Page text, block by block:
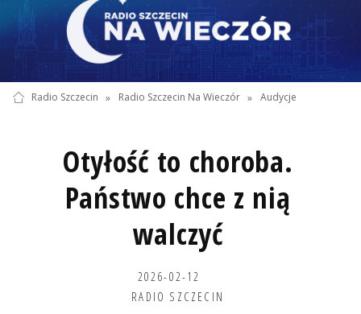
Radio Szczecin » Radio Szczecin Na Wieczór » Audycje
Otyłość to choroba.
Państwo chce z nią
walczyć
2026-02-12
RADIO SZCZECIN